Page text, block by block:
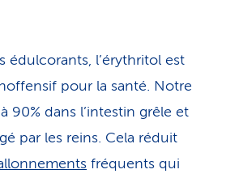
édulcorants, l’érythritol est
pour la santé. Notre
90% dans l’intestin grêle et
par les reins. Cela réduit
fréquents qui